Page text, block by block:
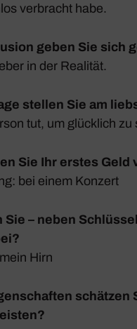
verbracht habe.
geben Sie sich
in der Realität.
stellen Sie am
tut, um glück­lich zu
Sie Ihr erstes Geld
bei einem Konzert
Sie – neben
Hirn
schätzen